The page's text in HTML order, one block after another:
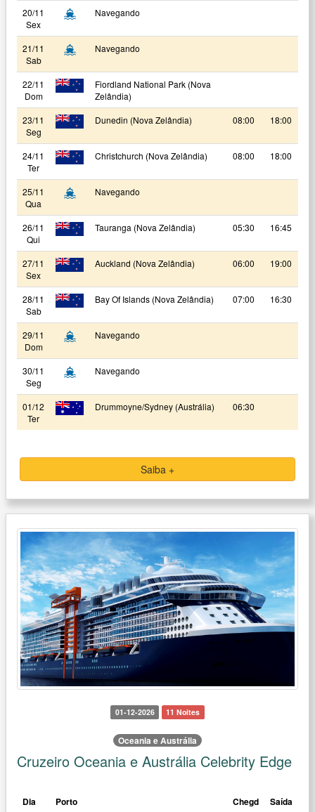
20/11
Sex
Navegando
21/11
Sab
Navegando
22/11
Dom
Fiordland National Park (Nova
Zelândia)
23/11
Seg
Dunedin (Nova Zelândia) 08:00 18:00
24/11
Ter
Christchurch (Nova Zelândia) 08:00 18:00
25/11
Qua
Navegando
26/11
Qui
Tauranga (Nova Zelândia) 05:30 16:45
27/11
Sex
Auckland (Nova Zelândia) 06:00 19:00
28/11
Sab
Bay Of Islands (Nova Zelândia) 07:00 16:30
29/11
Dom
Navegando
30/11
Seg
Navegando
01/12
Ter
Drummoyne/Sydney (Austrália) 06:30
Saiba +
01-12-2026 11 Noites
Oceania e Austrália
Cruzeiro Oceania e Austrália Celebrity Edge
Dia Porto Chegd Saída